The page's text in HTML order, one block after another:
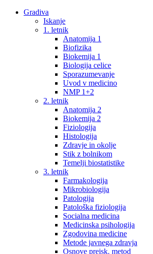
Gradiva
Iskanje
1. letnik
Anatomija 1
Biofizika
Biokemija 1
Biologija celice
Sporazumevanje
Uvod v medicino
NMP 1+2
2. letnik
Anatomija 2
Biokemija 2
Fiziologija
Histologija
Zdravje in okolje
Stik z bolnikom
Temelji biostatistike
3. letnik
Farmakologija
Mikrobiologija
Patologija
Patološka fiziologija
Socialna medicina
Medicinska psihologija
Zgodovina medicine
Metode javnega zdravja
Osnove preisk. metod